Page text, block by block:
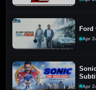
Ford
Apr
Apr